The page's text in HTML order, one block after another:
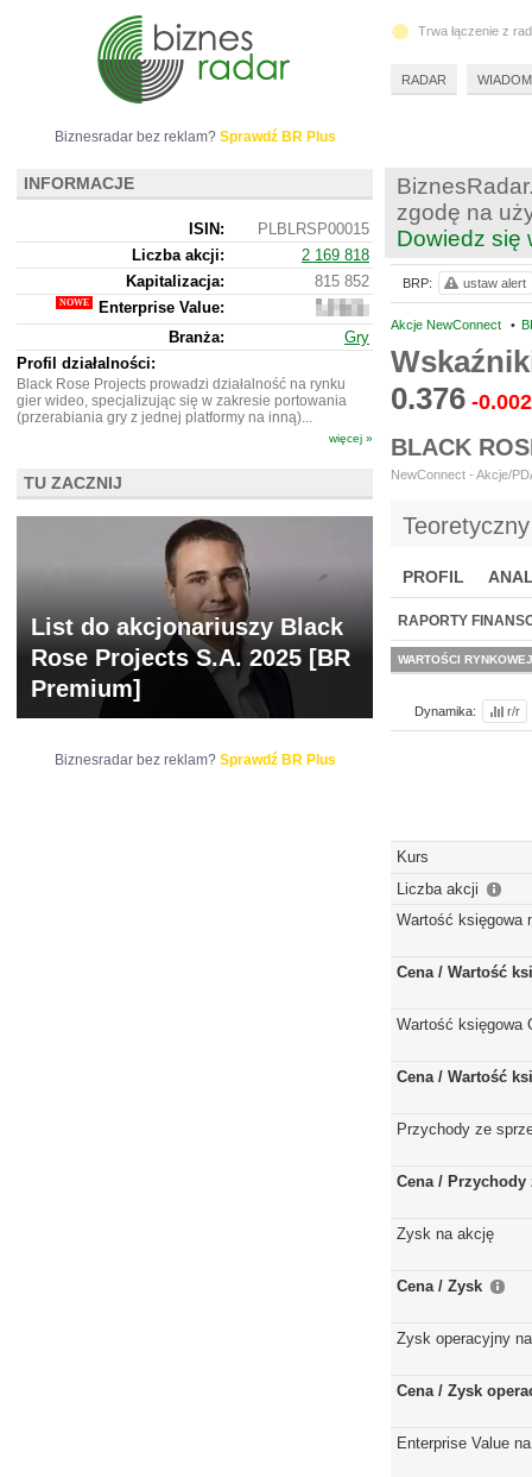
zgodę na
Dowiedz się
Akcje NewConnect •
0.376 -0.002
BLACK
NewConnect - Akcje/
PROFIL
BR LAB
RAPORTY
WARTOŚCI RYNKOWEJ
Dynamika: r/r
Kurs
Liczba akcji
Wartość księgowa
Cena / Wartość
Wartość księgowa
Cena / Wartość
Przychody ze
Cena / Przychody
Zysk na akcję
Cena / Zysk
Zysk operacyjny
Cena / Zysk
Enterprise Value
BRP: ustaw alert
Biznesradar bez reklam? Sprawdź BR Plus
INFORMACJE
ISIN:
PLBLRSP00015
Liczba akcji:
2 169 818
Kapitalizacja:
815 852
Enterprise Value:
811
852
Branża:
Gry
Profil działalności:
Black Rose Projects prowadzi działalność na rynku
gier wideo, specjalizując się w zakresie portowania
(przerabiania gry z jednej platformy na inną)...
więcej »
TU ZACZNIJ
List do akcjonariuszy Black
Rose Projects S.A. 2025 [BR
Premium]
Biznesradar bez reklam? Sprawdź BR Plus
Trwa łączenie z
RADAR